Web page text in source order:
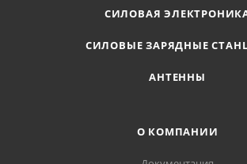
СИЛОВАЯ
СИЛОВЫЕ ЗАРЯДНЫЕ
АНТЕННЫ
О КОМПАНИИ